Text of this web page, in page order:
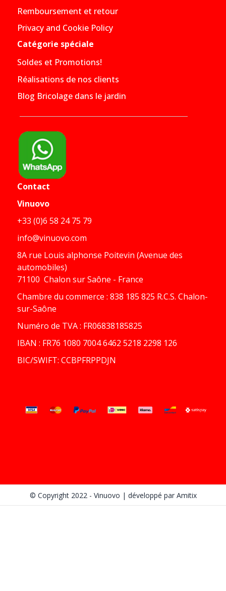
Remboursement et retour
Privacy and Cookie Policy
Catégorie spéciale
Soldes et Promotions!
Réalisations de nos clients
Blog Bricolage dans le jardin
Contact
Vinuovo
+33 (0)6 58 24 75 79
info@vinuovo.com
8A rue Louis alphonse Poitevin (Avenue des
automobiles)
71100 Chalon sur Saône - France
Chambre du commerce : 838 185 825 R.C.S. Chalon-
sur-Saône
Numéro de TVA : FR06838185825
IBAN : FR76 1080 7004 6462 5218 2298 126
BIC/SWIFT: CCBPFRPPDJN
© Copyright 2022 - Vinuovo | développé par Amitix